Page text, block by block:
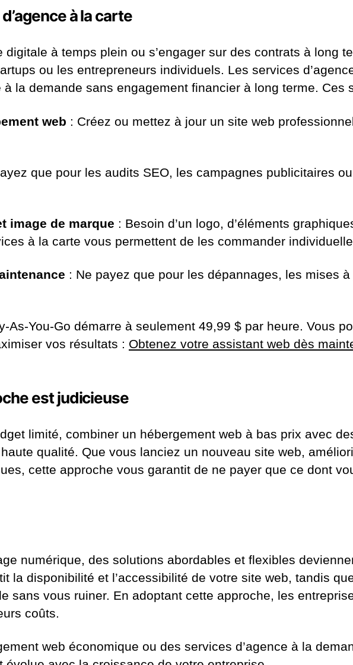
à la carte
à temps plein ou s’engager sur des contrats à long
ou les entrepreneurs individuels. Les services
la demande sans engagement financier à long terme. Ces
web : Créez ou mettez à jour un site web
que pour les audits SEO, les campagnes publicitaires
image de marque : Besoin d’un logo, d’éléments
à la carte vous permettent de les commander
: Ne payez que pour les dépannages, les mises
As-You-Go démarre à seulement 49,99 $ par heure. Vous
vos résultats : Obtenez votre assistant web dès
est judicieuse
limité, combiner un hébergement web à bas prix avec
qualité. Que vous lanciez un nouveau site web,
cette approche vous garantit de ne payer que ce dont
numérique, des solutions abordables et flexibles
la disponibilité et l’accessibilité de votre site web, tandis
sans vous ruiner. En adoptant cette approche, les
coûts.
web économique ou des services d’agence à la